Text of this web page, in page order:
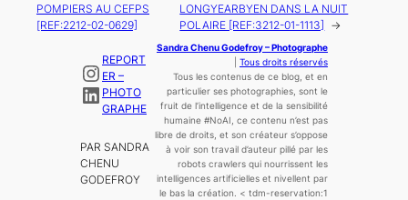
POMPIERS AU CEFPS
[REF:2212-02-0629]
LONGYEARBYEN DANS LA NUIT
POLAIRE [REF:3212-01-1113] →
Instagram
LinkedIn
REPORT
ER –
PHOTO
GRAPHE
PAR SANDRA
CHENU
GODEFROY
Sandra Chenu Godefroy – Photographe
Tous droits réservés
Tous les contenus de ce blog, et en
particulier ses photographies, sont le
fruit de l’intelligenceet de la sensibilité
humaine#NoAI, ce contenu n’est pas
libre de droits, et son créateur s’oppose
à voir son travail d’auteur pillé par les
robots crawlers qui nourrissent les
intelligences artificielles et nivellent par
le bas la création. < tdm-reservation:1